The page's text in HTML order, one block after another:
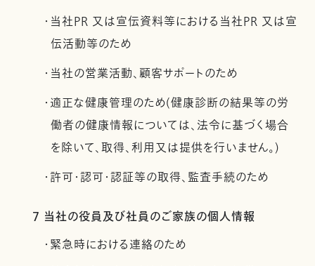
・当社PR 又は宣伝資料等における当社PR 又は宣
伝活動等のため
・当社の営業活動、顧客サポートのため
・適正な健康管理のため(健康診断の結果等の労
働者の健康情報については、法令に基づく場合
を除いて、取得、利用又は提供を行いません。)
・許可・認可・認証等の取得、監査手続のため
7 当社の役員及び社員のご家族の個人情報
・緊急時における連絡のため